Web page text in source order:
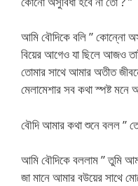
আমি বৌদিকে বলি ” কোন্নো
বিয়ের আগেও যা ছিলে আজও
তোমার সাথে আমার অতীত
মেলামেশার সব কথা স্পষ্ট
বৌদি আমার কথা শুনে বলল ”
আমি বৌদিকে বললাম ” তুমি
জা মানে আমার বউয়ের সাথে